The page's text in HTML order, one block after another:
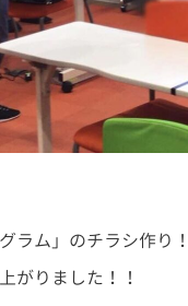
ラム」のチラシ作り
がりました！！